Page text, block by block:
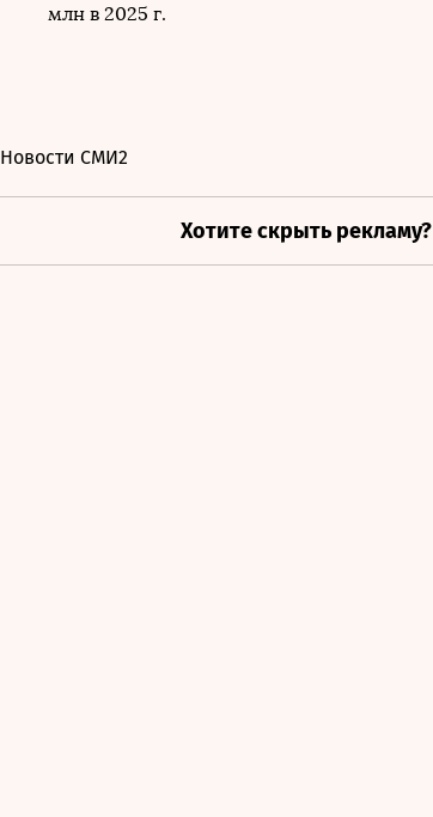
млн в 2025 г.
Новости СМИ2
Хотите скрыть рекламу?